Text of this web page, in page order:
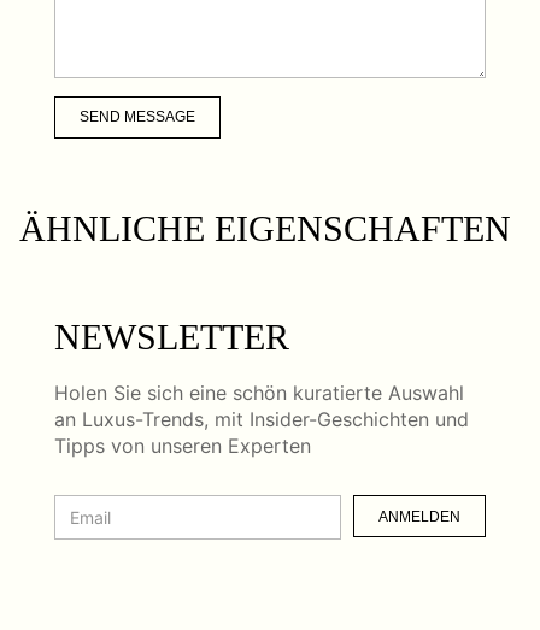
SEND MESSAGE
ÄHNLICHE EIGENSCHAFTEN
NEWSLETTER
Holen Sie sich eine schön kuratierte Auswahl
an Luxus-Trends, mit Insider-Geschichten und
Tipps von unseren Experten
ANMELDEN